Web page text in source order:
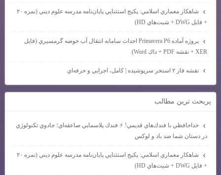
شاهكار معماري اسلامي: پكيج استثنايي پايان‌نامه مدرسه علوم ديني (نمره ۲۰
+ فايل DWG + شيت‌هاي HD)
پروژه آماده Primavera P6 احداث سامانه انتقال آب حوضه گرمسيري (فايل
XER + نقشه PDF + داك Word)
نقشه فاز ۲ استخر سرپوشيده | كامل، اجرايي و حرفه‌اي
پربحث ترين مطالب
خداحافظي با فندك‌هاي قديمي! ⚡ فندك پلاسمايي صاعقه‌اي؛ جادوي تكنولوژي
در دستان شما ضد باد و لوكس
شاهكار معماري اسلامي: پكيج استثنايي پايان‌نامه مدرسه علوم ديني (نمره ۲۰
+ فايل DWG + شيت‌هاي HD)